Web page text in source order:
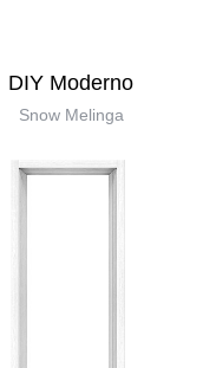
DIY Moderno
Snow Melinga